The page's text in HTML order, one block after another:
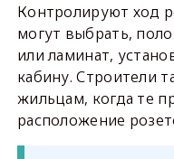
Контролируют ход
могут выбрать,
или ламинат,
кабину. Строители
жильцам, когда те
расположение